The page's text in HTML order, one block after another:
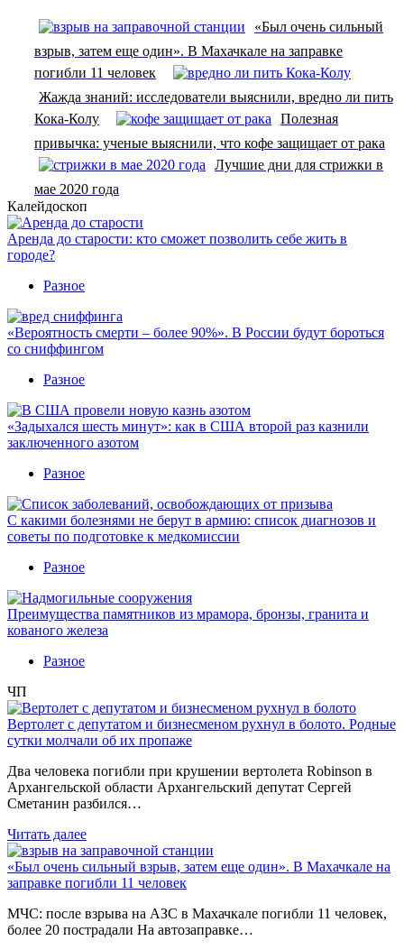
«Был очень сильный
взрыв, затем еще один». В Махачкале на заправке
погибли 11 человек
Жажда знаний: исследователи выяснили, вредно ли пить
Кока-Колу
Полезная
привычка: ученые выяснили, что кофе защищает от рака
Лучшие дни для стрижки в
мае 2020 года
Калейдоскоп
Аренда до старости: кто сможет позволить себе жить в
городе?
Разное
«Вероятность смерти – более 90%». В России будут бороться
со сниффингом
Разное
«Задыхался шесть минут»: как в США второй раз казнили
заключенного азотом
Разное
С какими болезнями не берут в армию: список диагнозов и
советы по подготовке к медкомиссии
Разное
Преимущества памятников из мрамора, бронзы, гранита и
кованого железа
Разное
ЧП
Вертолет с депутатом и бизнесменом рухнул в болото. Родные
сутки молчали об их пропаже
Два человека погибли при крушении вертолета Robinson в
Архангельской области Архангельский депутат Сергей
Сметанин разбился…
Читать далее
«Был очень сильный взрыв, затем еще один». В Махачкале на
заправке погибли 11 человек
МЧС: после взрыва на АЗС в Махачкале погибли 11 человек,
более 20 пострадали На автозаправке…